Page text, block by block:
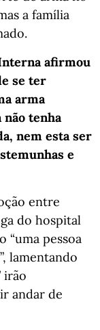
a família
afirmou
se ter
arma
tenha
nem esta ser
e
entre
do hospital
“uma pessoa
lamentando
irão
andar de